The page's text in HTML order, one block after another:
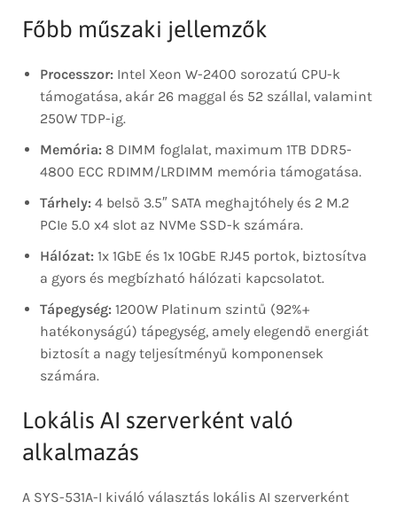
Főbb műszaki jellemzők
Processzor: Intel Xeon W-2400 sorozatú CPU-k
támogatása, akár 26 maggal és 52 szállal, valamint
250W TDP-ig.
Memória: 8 DIMM foglalat, maximum 1TB DDR5-
4800 ECC RDIMM/LRDIMM memória támogatása.
Tárhely: 4 belső 3.5″ SATA meghajtóhely és 2 M.2
PCIe 5.0 x4 slot az NVMe SSD-k számára.
Hálózat: 1x 1GbE és 1x 10GbE RJ45 portok, biztosítva
a gyors és megbízható hálózati kapcsolatot.
Tápegység: 1200W Platinum szintű (92%+
hatékonyságú) tápegység, amely elegendő energiát
biztosít a nagy teljesítményű komponensek
számára.
Lokális AI szerverként való
alkalmazás
A SYS-531A-I kiváló választás lokális AI szerverként